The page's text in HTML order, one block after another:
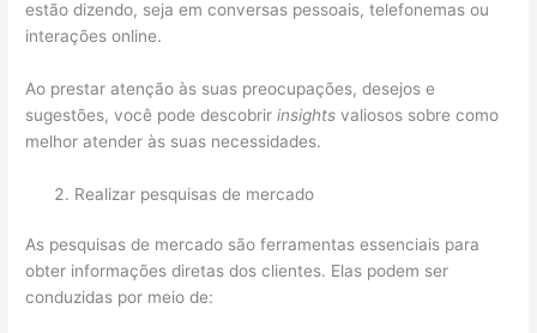
estão dizendo, seja em conversas pessoais, telefonemas ou
interações online.
Ao prestar atenção às suas preocupações, desejos e
sugestões, você pode descobririnsights valiosos sobre como
melhor atender às suas necessidades.
Realizar pesquisas de mercado
As pesquisas de mercado são ferramentas essenciais para
obter informações diretas dos clientes. Elas podem ser
conduzidas por meio de: